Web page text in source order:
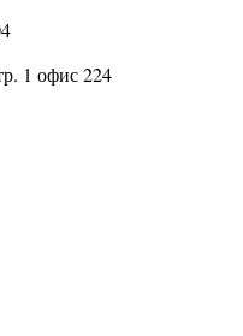
1 офис 224